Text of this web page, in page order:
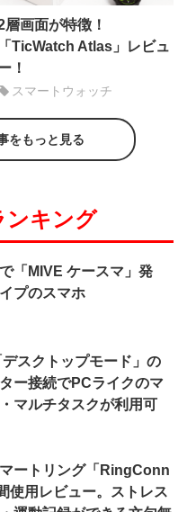
層画面が特徴！
「TicWatch Atlas」レビュ
！
スマートウォッチ
をもっと見る
ンキング
「MIVE ケースマ」発
プのスマホ
スクトップモード」の
ー接続でPCライクのマ
マルチタスクが利用可
マートリング「RingConn
使用レビュー。ストレス